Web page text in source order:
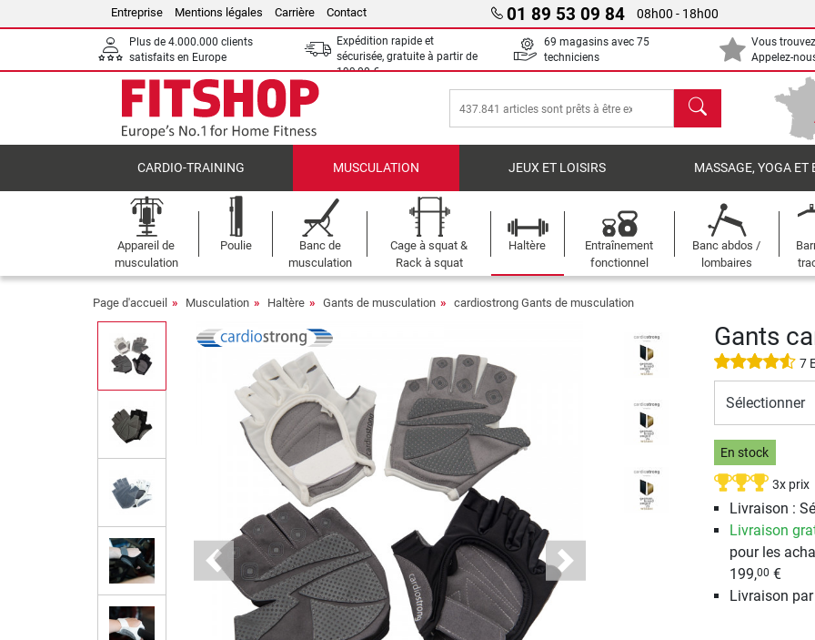
Entreprise Mentions légales Carrière Contact 01 89 53 09 84 08h00 - 18h00
Plus de 4.000.000 clients
satisfaits en Europe
Expédition rapide et
sécurisée, gratuite à partir de
199,00 €
69 magasins avec 75
techniciens
Vous
Appelez-
chercher
CARDIO-TRAINING MUSCULATION JEUX ET LOISIRS MASSAGE, YOGA ET
Appareil de
musculation
Poulie
Banc de
musculation
Cage à squat &
Rack à squat
Haltère
Entraînement
fonctionnel
Banc abdos /
lombaires
Page d'accueil Musculation Haltère Gants de musculation cardiostrong Gants de musculation
Previous Next
Gants
7
Sélectionner
En stock
3x prix
Livraison :
Livraison
pour les
199,00 €
Livraison par